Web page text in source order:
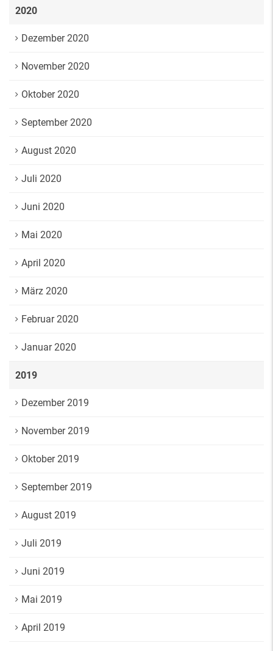
2020
Dezember 2020
November 2020
Oktober 2020
September 2020
August 2020
Juli 2020
Juni 2020
Mai 2020
April 2020
März 2020
Februar 2020
Januar 2020
2019
Dezember 2019
November 2019
Oktober 2019
September 2019
August 2019
Juli 2019
Juni 2019
Mai 2019
April 2019